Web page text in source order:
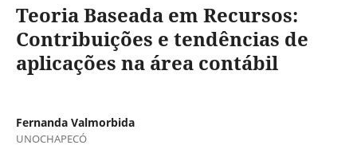
Teoria Baseada em Recursos:
Contribuições e tendências de
aplicações na área contábil
Fernanda Valmorbida
UNOCHAPECÓ